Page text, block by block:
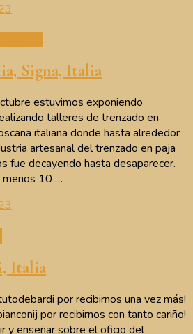
Signa, Italia
estuvimos exponiendo
talleres de trenzado en
italiana donde hasta alrededor
artesanal del trenzado en paja
fue decayendo hasta desaparecer.
menos 10 …
Italia
por recibirnos una vez más!
por recibirnos con tanto cariño!
y enseñar sobre el oficio del